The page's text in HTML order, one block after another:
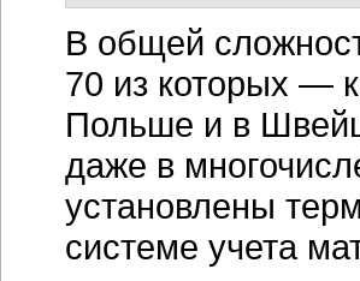
В общей
70 из которых —
Польше и в
даже в
установлены
системе учета